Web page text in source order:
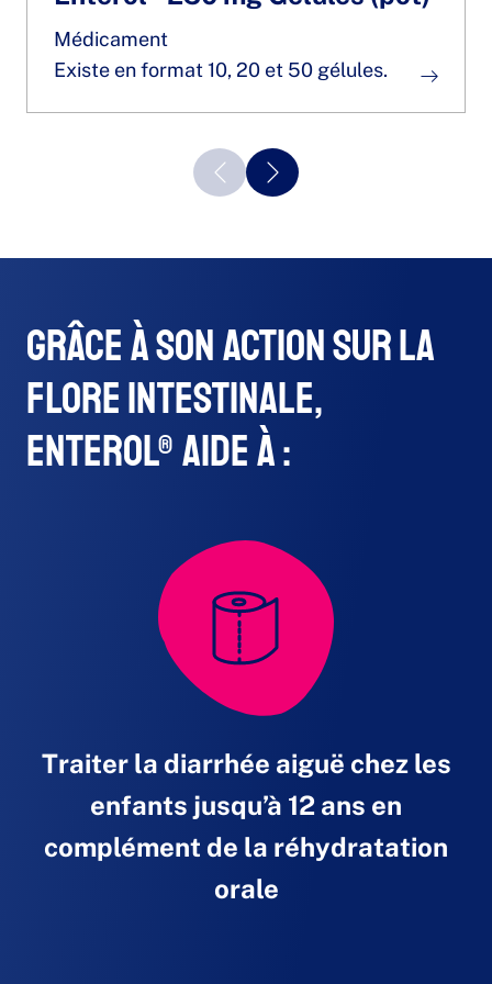
Médicament
Existe en format 10, 20 et 50 gélules.
Grâce à son action sur la
flore intestinale,
Enterol® aide à :
Traiter la diarrhée aiguë chez les
enfants jusqu’à 12 ans en
complément de la réhydratation
orale